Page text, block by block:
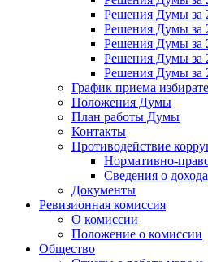
Решения Думы за
Решения Думы за
Решения Думы за
Решения Думы за
Решения Думы за
График приема
Положения Думы
План работы Думы
Контакты
Противодействие
Нормативно-
Сведения о
Документы
Ревизионная комиссия
О комиссии
Положение о комиссии
Общество